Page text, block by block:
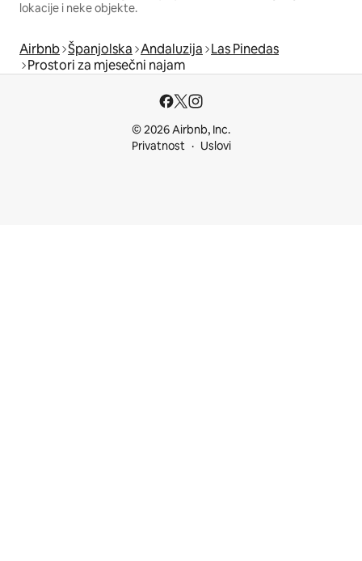
lokacije i neke objekte.
Airbnb Španjolska Andaluzija Las Pinedas
Prostori za mjesečni najam
© 2026 Airbnb, Inc.
Privatnost
Uslovi